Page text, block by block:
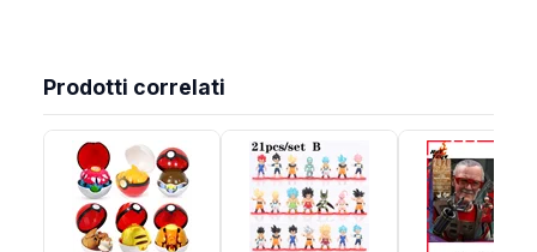
Prodotti correlati